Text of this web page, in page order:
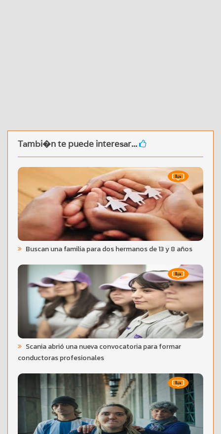
Tambi�n te puede interesar...
Buscan una familia para dos hermanos de 13 y 8 años
Scania abrió una nueva convocatoria para formar
conductoras profesionales